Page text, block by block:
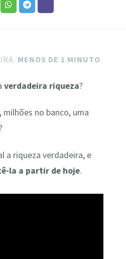
MENOS DE 1 MINUTO
verdadeira riqueza?
no banco, uma
a riqueza verdadeira, e
la a partir de hoje.